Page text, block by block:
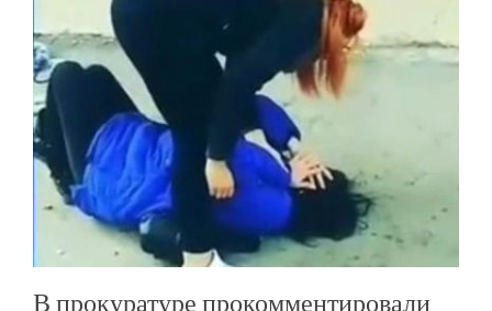
В прокуратуре прокомментировали